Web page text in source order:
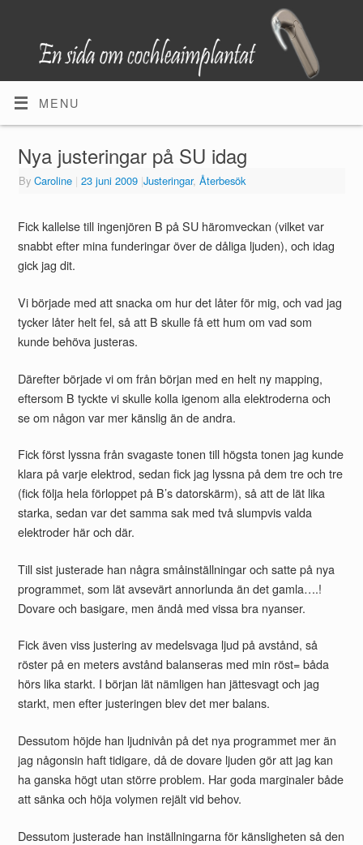
MENU
Nya justeringar på SU idag
By Caroline | 23 juni 2009 |Justeringar, Återbesök
Fick kallelse till ingenjören B på SU häromveckan (vilket var
snabbt efter mina funderingar över de dåliga ljuden), och idag
gick jag dit.
Vi började med att snacka om hur det låter för mig, och vad jag
tycker låter helt fel, så att B skulle få ett hum om vad som
kunde behöva justeras.
Därefter började vi om från början med en helt ny mapping,
eftersom B tyckte vi skulle kolla igenom alla elektroderna och
se om någon var mer känslig än de andra.
Fick först lyssna från svagaste tonen till högsta tonen jag kunde
klara på varje elektrod, sedan fick jag lyssna på dem tre och tre
(fick följa hela förloppet på B’s datorskärm), så att de lät lika
starka, sedan var det samma sak med två slumpvis valda
elektroder här och där.
Till sist justerade han några småinställningar och satte på nya
programmet, som lät avsevärt annorlunda än det gamla….!
Dovare och basigare, men ändå med vissa bra nyanser.
Fick även viss justering av medelsvaga ljud på avstånd, så
röster på en meters avstånd balanseras med min röst= båda
hörs lika starkt. I början lät nämligen han jättesvagt och jag
starkt, men efter justeringen blev det mer balans.
Dessutom höjde han ljudnivån på det nya programmet mer än
jag någonsin haft tidigare, då de dovare ljuden gör att jag kan
ha ganska högt utan större problem. Har goda marginaler både
att sänka och höja volymen rejält vid behov.
Dessutom justerade han inställningarna för känsligheten så den